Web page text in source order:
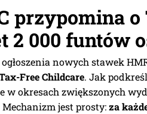
przypomina
2 000 funtów
nowych stawek
Free Childcare. Jak
w okresach zwiększonych
jest prosty:za